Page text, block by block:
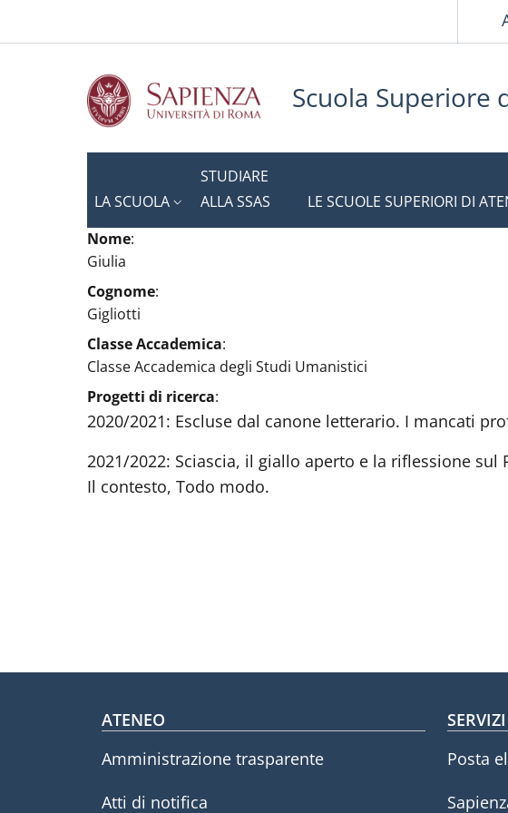
Scuola Superiore
LA SCUOLA
STUDIARE
ALLA SSAS
LE SCUOLE SUPERIORI DI
Nome:
Giulia
Cognome:
Gigliotti
Classe Accademica:
Classe Accademica degli Studi Umanistici
Progetti di ricerca:
2020/2021: Escluse dal canone letterario. I mancati
2021/2022: Sciascia, il giallo aperto e la riflessione
Il contesto, Todo modo.
Footer menu
ATENEO
Amministrazione trasparente
Atti di notifica
SERVIZI
Posta